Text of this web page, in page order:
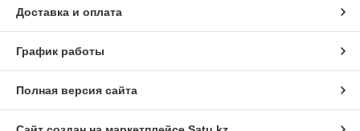
Доставка и оплата
График работы
Полная версия сайта